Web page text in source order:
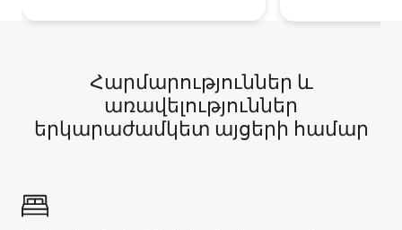
Հարմարություններ և
առավելություններ
երկարաժամկետ այցերի համար